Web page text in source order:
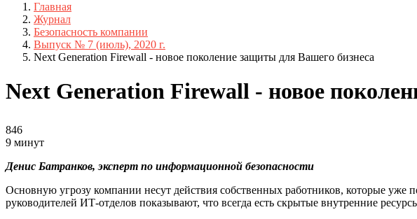
Главная
Журнал
Безопасность компании
Выпуск № 7 (июль), 2020 г.
Next Generation Firewall - новое поколение защиты для Вашего бизнеса
Next Generation Firewall - новое
846
9 минут
Денис Батранков, эксперт по информационной безопасности
Основную угрозу компании несут действия собственных работников, которые
руководителей ИТ-отделов показывают, что всегда есть скрытые внутренние